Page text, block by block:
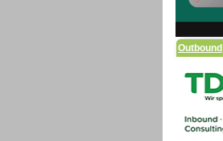
Outbound